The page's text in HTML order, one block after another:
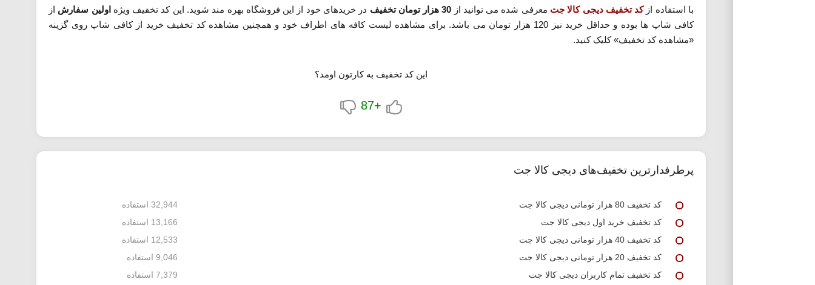
با استفاده ازکد تخفیف دیجی کالا جت معرفی شده می توانید از 30 هزار تومان تخفیف در خریدهای خود از این فروشگاه بهره مند شوید. این کد تخفیف ویژه اولین سفارش از
کافی شاپ ها بوده و حداقل خرید نیز 120 هزار تومان می باشد. برای مشاهده لیست کافه های اطراف خود و همچنین مشاهده کد تخفیف خرید از کافی شاپ روی گزینه
«مشاهده کد تخفیف» کلیک کنید.
این کد تخفیف به کارتون اومد؟
+87
پرطرفدارترین تخفیف‌های دیجی کالا جت
کد تخفیف 80 هزار تومانی دیجی کالا جت
32,944 استفاده
کد تخفیف خرید اول دیجی کالا جت
13,166 استفاده
کد تخفیف 40 هزار تومانی دیجی کالا جت
12,533 استفاده
کد تخفیف 20 هزار تومانی دیجی کالا جت
9,046 استفاده
کد تخفیف تمام کاربران دیجی کالا جت
7,379 استفاده